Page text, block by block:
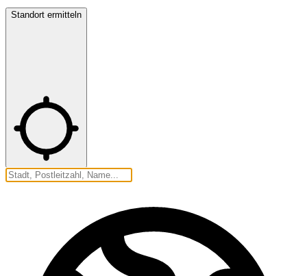
Standort ermitteln